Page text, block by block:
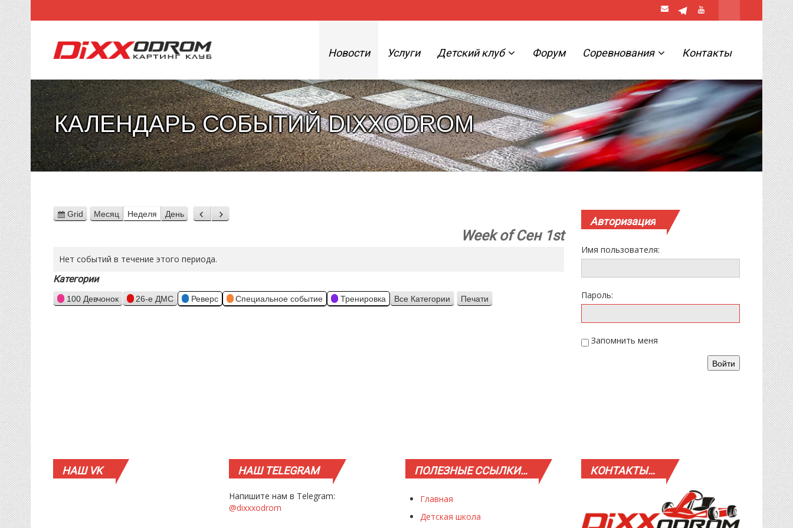
Новости Услуги Детский клуб Форум Соревнования Контакты
КАЛЕНДАРЬ СОБЫТИЙ DIXXODROM
View
Grid Месяц Неделя День Назад
Вперед
Week of Сен 1st
Нет событий в течение этого периода.
Категории
100 Девчонок 26-е ДМС Реверс Специальное событие Тренировка Все Категории Просмотр
Печати
Авторизация
Имя пользователя:
Пароль:
Запомнить меня
Войти
НАШVK НАШTELEGRAM
Напишите нам в Telegram:
@dixxxodrom
ПОЛЕЗНЫЕССЫЛКИ…
Главная
Детская школа
КОНТАКТЫ…